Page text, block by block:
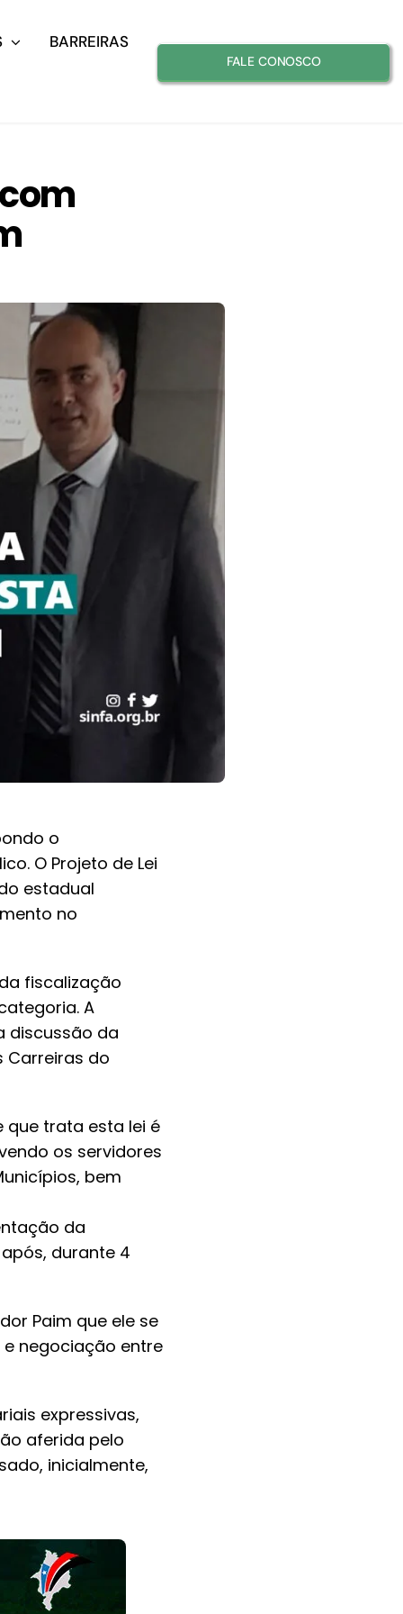
BARREIRAS
FALE CONOSCO
o
O Projeto de Lei
estadual
no
fiscalização
A
discussão da
Carreiras do
que trata esta lei é
os servidores
bem
da
durante 4
Paim que ele se
negociação entre
expressivas,
aferida pelo
inicialmente,